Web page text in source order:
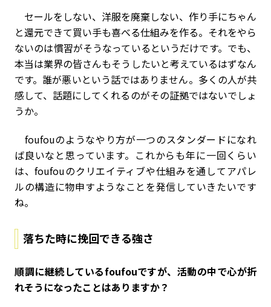
セールをしない、洋服を廃棄しない、作り手にちゃん
と還元できて買い手も喜べる仕組みを作る。それをやら
ないのは慣習がそうなっているというだけです。でも、
本当は業界の皆さんもそうしたいと考えているはずなん
です。誰が悪いという話ではありません。多くの人が共
感して、話題にしてくれるのがその証拠ではないでしょ
うか。
foufouのようなやり方が一つのスタンダードになれ
ば良いなと思っています。これからも年に一回くらい
は、foufouのクリエイティブや仕組みを通してアパレ
ルの構造に物申すようなことを発信していきたいです
ね。
落ちた時に挽回できる強さ
――順調に継続しているfoufouですが、活動の中で心が折
れそうになったことはありますか？